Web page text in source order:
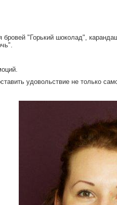
"Горький шоколад",
удовольствие не только